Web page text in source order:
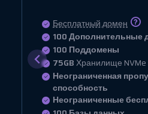
Бесплатный домен
100 Дополнительные
100 Поддомены
75GBХранилище NVMe
Неограниченная
способность
Неограниченные